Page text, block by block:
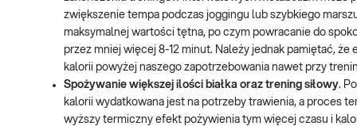
zwiększenie tempa podczas joggingu lub szybkiego
maksymalnej wartości tętna, po czym powracanie do
przez mniej więcej 8-12 minut. Należy jednak pamiętać,
kalorii powyżej naszego zapotrzebowania nawet przy
Spożywanie większej ilości białka oraz trening siłowy.
kalorii wydatkowana jest na potrzeby trawienia, a proces
wyższy termiczny efekt pożywienia tym więcej czasu i